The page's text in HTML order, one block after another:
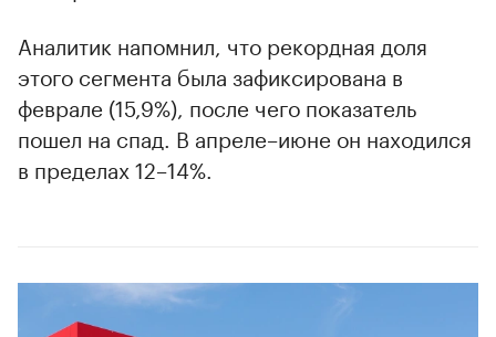
Аналитик напомнил, что рекордная доля
этого сегмента была зафиксирована в
феврале (15,9%), после чего показатель
пошел на спад. В апреле–июне он находился
в пределах 12–14%.